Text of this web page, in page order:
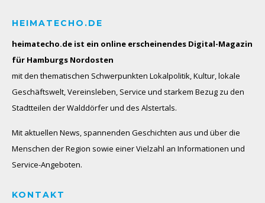
HEIMATECHO.DE
heimatecho.de ist ein online erscheinendes Digital-Magazin
für Hamburgs Nordosten
mit den thematischen Schwerpunkten Lokalpolitik, Kultur, lokale
Geschäftswelt, Vereinsleben, Service und starkem Bezug zu den
Stadtteilen der Walddörfer und des Alstertals.
Mit aktuellen News, spannenden Geschichten aus und über die
Menschen der Region sowie einer Vielzahl an Informationen und
Service-Angeboten.
KONTAKT